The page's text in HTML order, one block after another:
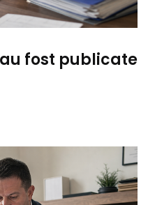
fost publicate